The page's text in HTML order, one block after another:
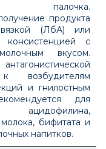
палочка.
продукта
(ЛбА) или
с
вкусом.
возбудителям
и гнилостным
для
ацидофилина,
бифитата и
напитков.